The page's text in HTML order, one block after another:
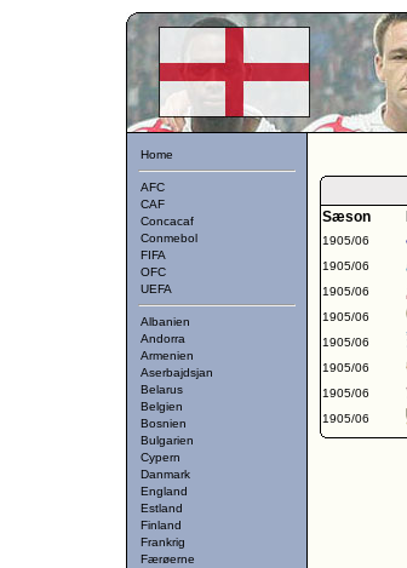
Home
AFC
CAF
Concacaf
Conmebol
FIFA
OFC
UEFA
Albanien
Andorra
Armenien
Aserbajdsjan
Belarus
Belgien
Bosnien
Bulgarien
Cypern
Danmark
England
Estland
Finland
Frankrig
Færøerne
Sæson
1905/06
1905/06
1905/06
1905/06
1905/06
1905/06
1905/06
1905/06